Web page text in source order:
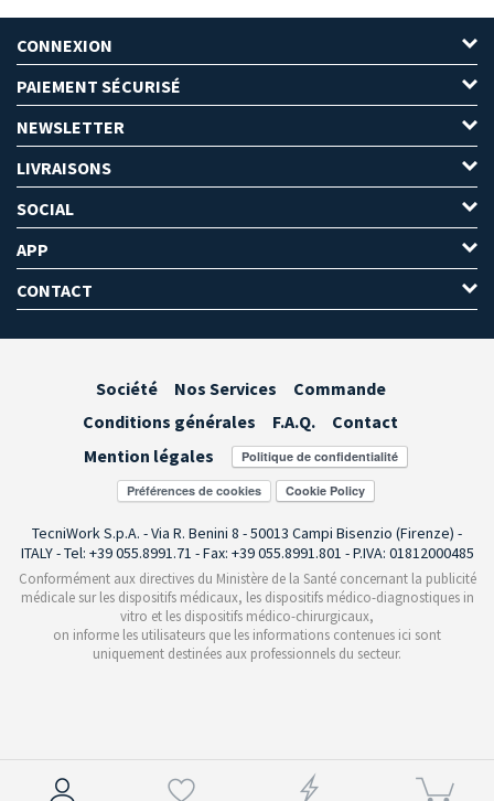
CONNEXION
PAIEMENT SÉCURISÉ
NEWSLETTER
LIVRAISONS
SOCIAL
APP
CONTACT
Société Nos Services
Commande
Conditions générales
F.A.Q.
Contact
Mention légales
Préférences de cookies
TecniWork S.p.A. - Via R. Benini 8 - 50013 Campi Bisenzio (Firenze) -
ITALY - Tel: +39 055.8991.71 - Fax: +39 055.8991.801 - P.IVA: 01812000485
Conformément aux directives du Ministère de la Santé concernant la publicité
médicale sur les dispositifs médicaux, les dispositifs médico-diagnostiques in
vitro et les dispositifs médico-chirurgicaux,
on informe les utilisateurs que les informations contenues ici sont
uniquement destinées aux professionnels du secteur.